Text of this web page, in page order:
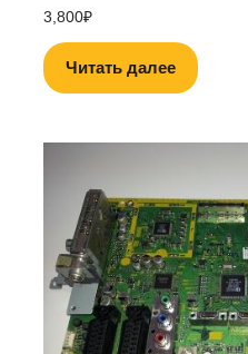
3,800₽
Читать далее